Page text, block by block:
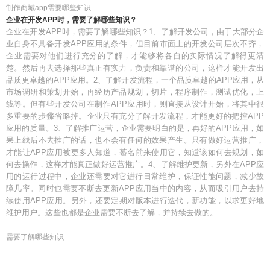
制作商城app需要哪些知识
企业在开发APP时，需要了解哪些知识？
企业在开发APP时，需要了解哪些知识？1、了解开发公司，由于大部分企
业自身不具备开发APP应用的条件，但目前市面上的开发公司层次不齐，
企业需要对他们进行充分的了解，才能够将各自的实际情况了解得更清
楚。然后再去选择那些真正有实力，负责和靠谱的公司，这样才能开发出
品质更卓越的APP应用。2、了解开发流程，一个品质卓越的APP应用，从
市场调研和策划开始，再经历产品规划，切片，程序制作，测试优化，上
线等。但有些开发公司在制作APP应用时，则直接从设计开始，将其中很
多重要的步骤省略掉。企业只有充分了解开发流程，才能更好的把控APP
应用的质量。3、了解推广运营，企业需要明白的是，再好的APP应用，如
果上线后不去推广的话，也不会有任何的效果产生。只有做好运营推广，
才能让APP应用被更多人知道，慕名前来使用它，知道该如何去规划，如
何去操作，这样才能真正做好运营推广。4、了解维护更新，另外在APP应
用的运行过程中，企业还需要对它进行日常维护，保证性能问题，减少故
障几率。同时也需要不断去更新APP应用当中的内容，从而吸引用户去持
续使用APP应用。另外，还要定期对版本进行迭代，新功能，以求更好地
维护用户。这些也都是企业需要不断去了解，并持续去做的。
需要了解哪些知识